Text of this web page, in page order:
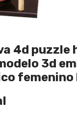
4d puzzle
3d
femenino